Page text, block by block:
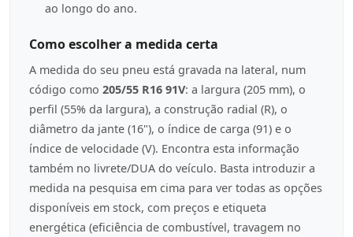
ao longo do ano.
Como escolher a medida certa
A medida do seu pneu está gravada na lateral, num
código como 205/55 R16 91V: a largura (205 mm), o
perfil (55% da largura), a construção radial (R), o
diâmetro da jante (16"), o índice de carga (91) e o
índice de velocidade (V). Encontra esta informação
também no livrete/DUA do veículo. Basta introduzir a
medida na pesquisa em cima para ver todas as opções
disponíveis em stock, com preços e etiqueta
energética (eficiência de combustível, travagem no